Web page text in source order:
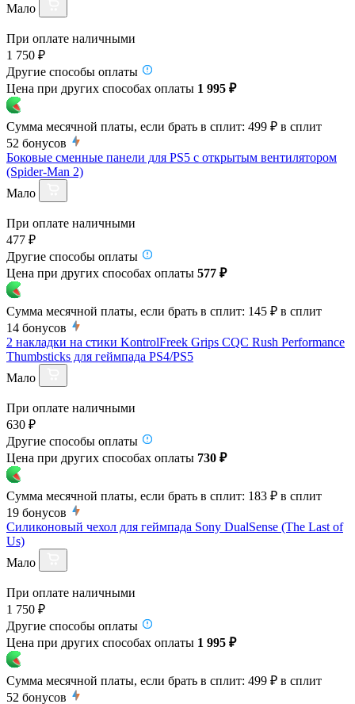
Мало
При оплате наличными
1 750 ₽
Другие способы оплаты
Цена при других способах оплаты 1 995 ₽
Сумма месячной платы, если брать в сплит: 499 ₽ в сплит
52 бонусов
Боковые сменные панели для PS5 с открытым вентилятором
(Spider-Man 2)
Мало
При оплате наличными
477 ₽
Другие способы оплаты
Цена при других способах оплаты 577 ₽
Сумма месячной платы, если брать в сплит: 145 ₽ в сплит
14 бонусов
2 накладки на стики KontrolFreek Grips CQC Rush Performance
Thumbsticks для геймпада PS4/PS5
Мало
При оплате наличными
630 ₽
Другие способы оплаты
Цена при других способах оплаты 730 ₽
Сумма месячной платы, если брать в сплит: 183 ₽ в сплит
19 бонусов
Силиконовый чехол для геймпада Sony DualSense (The Last of
Us)
Мало
При оплате наличными
1 750 ₽
Другие способы оплаты
Цена при других способах оплаты 1 995 ₽
Сумма месячной платы, если брать в сплит: 499 ₽ в сплит
52 бонусов